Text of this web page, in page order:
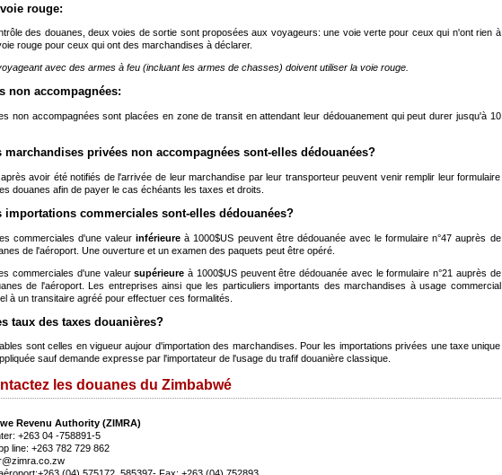
rouge:
des douanes, deux voies de sortie sont proposées aux voyageurs: une voie verte pour ceux qui n'ont rien à
rouge pour ceux qui ont des marchandises à déclarer.
avec des armes à feu (incluant les armes de chasses) doivent utiliser la voie rouge.
non accompagnées:
non accompagnées sont placées en zone de transit en attendant leur dédouanement qui peut durer jusqu'à 10
marchandises privées non accompagnées sont-elles dédouanées?
avoir été notifiés de l'arrivée de leur marchandise par leur transporteur peuvent venir remplir leur formulaire
douanes afin de payer le cas échéants les taxes et droits.
importations commerciales sont-elles dédouanées?
commerciales d'une valeurinférieure à 1000$US peuvent être dédouanée avec le formulaire n°47 auprès de
de l'aéroport. Une ouverture et un examen des paquets peut être opéré.
commerciales d'une valeursupérieure à 1000$US peuvent être dédouanée avec le formulaire n°21 auprès de
de l'aéroport. Les entreprises ainsi que les particuliers importants des marchandises à usage commercial
à un transitaire agréé pour effectuer ces formalités.
taux des taxes douanières?
sont celles en vigueur aujour d'importation des marchandises. Pour les importations privées une taxe unique
sauf demande expresse par l'importateur de l'usage du trafif douanière classique.
les douanes du Zimbabwé
Revenu Authority (ZIMRA)
+263 04 -758891-5
line: +263 782 729 862